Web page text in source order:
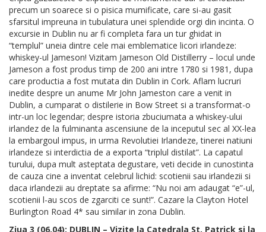
precum un soarece si o pisica mumificate, care si-au gasit
sfarsitul impreuna in tubulatura unei splendide orgi din incinta. O
excursie in Dublin nu ar fi completa fara un tur ghidat in
“templul” uneia dintre cele mai emblematice licori irlandeze:
whiskey-ul Jameson! Vizitam Jameson Old Distillerry – locul unde
Jameson a fost produs timp de 200 ani intre 1780 si 1981, dupa
care productia a fost mutata din Dublin in Cork. Aflam lucruri
inedite despre un anume Mr John Jameston care a venit in
Dublin, a cumparat o distilerie in Bow Street si a transformat-o
intr-un loc legendar; despre istoria zbuciumata a whiskey-ului
irlandez de la fulminanta ascensiune de la inceputul sec al XX-lea
la embargoul impus, in urma Revolutiei Irlandeze, tinerei natiuni
irlandeze si interdictia de a exporta “triplul distilat”. La capatul
turului, dupa mult asteptata degustare, veti decide in cunostinta
de cauza cine a inventat celebrul lichid: scotienii sau irlandezii si
daca irlandezii au dreptate sa afirme: “Nu noi am adaugat “e”-ul,
scotienii l-au scos de zgarciti ce sunt!”. Cazare la Clayton Hotel
Burlington Road 4* sau similar in zona Dublin.
Ziua 3 (06.04): DUBLIN – Vizite la Catedrala St. Patrick si la